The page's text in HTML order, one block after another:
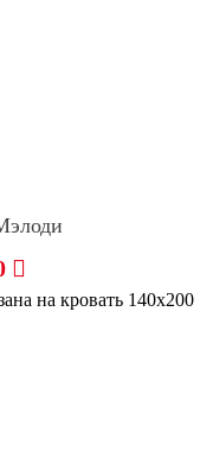
на кровать 140х200